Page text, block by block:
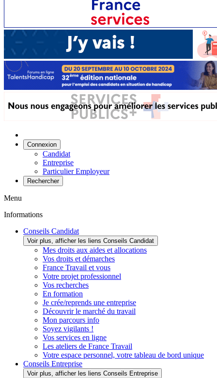
Connexion
Candidat
Entreprise
Particulier Employeur
Rechercher
Menu
Informations
Conseils Candidat
Voir plus, afficher les liens Conseils Candidat
Mes droits aux aides et allocations
Vos droits et démarches
France Travail et vous
Votre projet professionnel
Vos recherches
En formation
Je crée/reprends une entreprise
Découvrir le marché du travail
Mon parcours info
Soyez vigilants !
Vos services en ligne
Les ateliers de France Travail
Votre espace personnel, votre tableau de bord unique
Conseils Entreprise
Voir plus, afficher les liens Conseils Entreprise